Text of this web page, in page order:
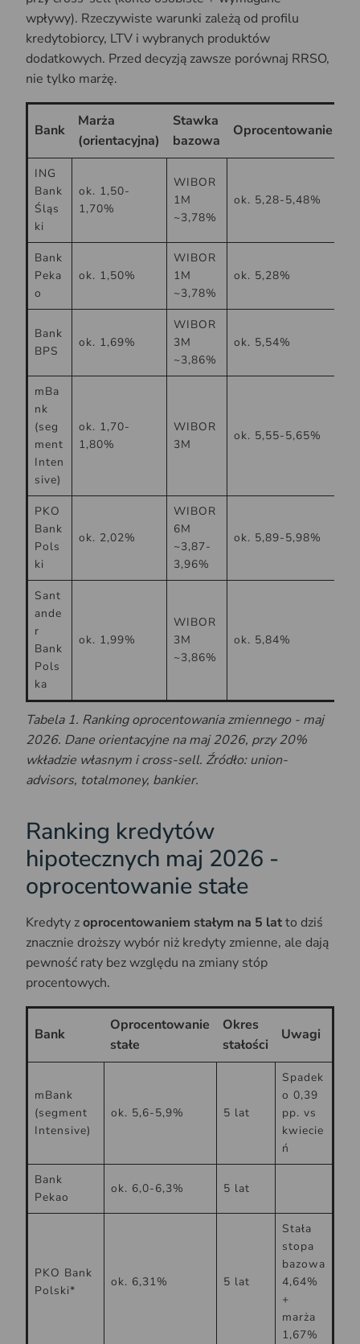
wpływy). Rzeczywiste warunki zależą od profilu
kredytobiorcy, LTV i wybranych produktów
dodatkowych. Przed decyzją zawsze porównaj RRSO,
nie tylko marżę.
Bank
Marża
(orientacyjna)
Stawka
bazowa
Oprocentowanie
ING
Bank
Śląs
ki
ok. 1,50-
1,70%
WIBOR
1M
~3,78%
ok. 5,28-5,48%
Bank
Peka
o
ok. 1,50%
WIBOR
1M
~3,78%
ok. 5,28%
Bank
BPS
ok. 1,69%
WIBOR
3M
~3,86%
ok. 5,54%
mBa
nk
(seg
ment
Inten
sive)
ok. 1,70-
1,80%
WIBOR
3M
ok. 5,55-5,65%
PKO
Bank
Pols
ki
ok. 2,02%
WIBOR
6M
~3,87-
3,96%
ok. 5,89-5,98%
Sant
ande
r
Bank
Pols
ka
ok. 1,99%
WIBOR
3M
~3,86%
ok. 5,84%
Tabela 1. Ranking oprocentowania zmiennego - maj
2026. Dane orientacyjne na maj 2026, przy 20%
wkładzie własnym i cross-sell. Źródło: union-
advisors, totalmoney, bankier.
Ranking kredytów
hipotecznych maj 2026 -
oprocentowanie stałe
Kredyty zoprocentowaniem stałym na 5 latto dziś
znacznie droższy wybór niż kredyty zmienne, ale dają
pewność raty bez względu na zmiany stóp
procentowych.
Bank
Oprocentowanie
stałe
Okres
stałości
Uwagi
mBank
(segment
Intensive)
ok. 5,6-5,9% 5 lat
Spadek
o 0,39
pp. vs
kwiecie
ń
Bank
Pekao
ok. 6,0-6,3% 5 lat
PKO Bank
Polski*
ok. 6,31% 5 lat
Stała
stopa
bazowa
4,64%
+
marża
1,67%